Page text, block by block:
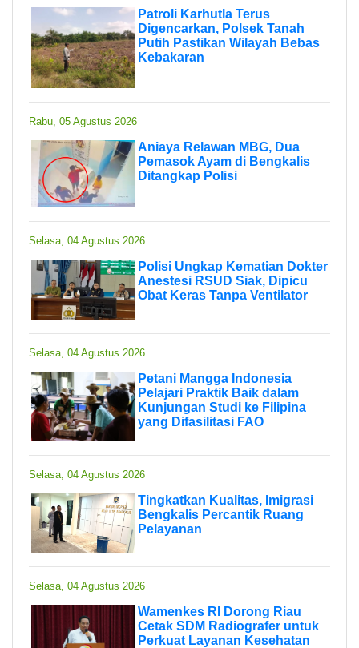
Patroli Karhutla Terus
Digencarkan, Polsek Tanah
Putih Pastikan Wilayah Bebas
Kebakaran
Rabu, 05 Agustus 2026
Aniaya Relawan MBG, Dua
Pemasok Ayam di Bengkalis
Ditangkap Polisi
Selasa, 04 Agustus 2026
Polisi Ungkap Kematian Dokter
Anestesi RSUD Siak, Dipicu
Obat Keras Tanpa Ventilator
Selasa, 04 Agustus 2026
Petani Mangga Indonesia
Pelajari Praktik Baik dalam
Kunjungan Studi ke Filipina
yang Difasilitasi FAO
Selasa, 04 Agustus 2026
Tingkatkan Kualitas, Imigrasi
Bengkalis Percantik Ruang
Pelayanan
Selasa, 04 Agustus 2026
Wamenkes RI Dorong Riau
Cetak SDM Radiografer untuk
Perkuat Layanan Kesehatan